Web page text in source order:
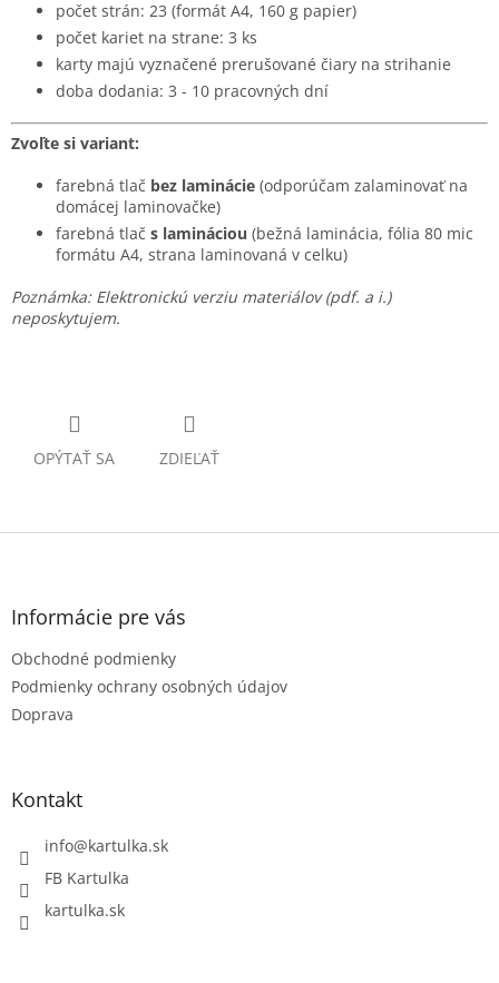
počet strán: 23 (formát A4, 160 g papier)
počet kariet na strane: 3 ks
karty majú vyznačené prerušované čiary na strihanie
doba dodania: 3 - 10 pracovných dní
Zvoľte si variant:
farebná tlač bez laminácie (odporúčam zalaminovať na
domácej laminovačke)
farebná tlač s lamináciou (bežná laminácia, fólia 80 mic
formátu A4, strana laminovaná v celku)
Poznámka: Elektronickú verziu materiálov (pdf. a i.)
neposkytujem.
OPÝTAŤ SA ZDIEĽAŤ
Z
Informácie pre vás
Obchodné podmienky
Podmienky ochrany osobných údajov
Doprava
Kontakt
info@kartulka.sk
FB Kartulka
kartulka.sk